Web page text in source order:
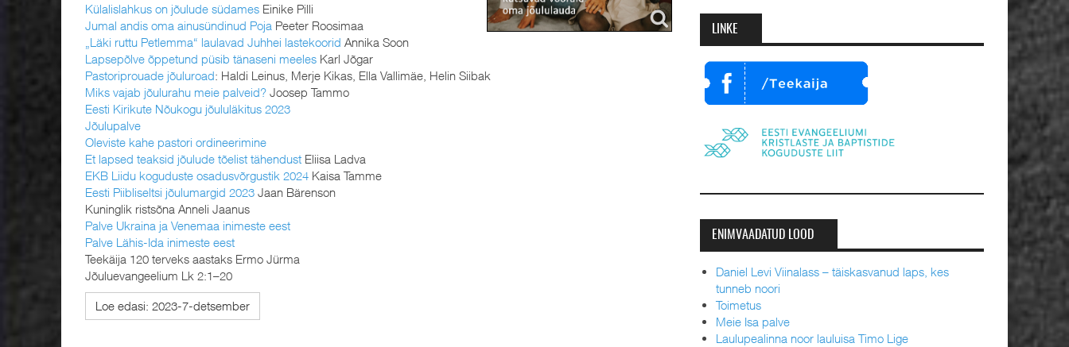
Külalislahkus on jõulude südames Einike Pilli
Jumal andis oma ainusündinud Poja Peeter Roosimaa
„Läki ruttu Petlemma“ laulavad Juhhei lastekoorid Annika Soon
Lapsepõlve õppetund püsib tänaseni meeles Karl Jõgar
Pastoriprouade jõuluroad: Haldi Leinus, Merje Kikas, Ella Vallimäe, Helin Siibak
Miks vajab jõulurahu meie palveid? Joosep Tammo
Eesti Kirikute Nõukogu jõululäkitus 2023
Jõulupalve
Oleviste kahe pastori ordineerimine
Et lapsed teaksid jõulude tõelist tähendust Eliisa Ladva
EKB Liidu koguduste osadusvõrgustik 2024 Kaisa Tamme
Eesti Piibliseltsi jõulumargid 2023 Jaan Bärenson
Kuninglik ristsõna Anneli Jaanus
Palve Ukraina ja Venemaa inimeste eest
Palve Lähis-Ida inimeste eest
Teekäija 120 terveks aastaks Ermo Jürma
Jõuluevangeelium Lk 2:1–20
Loe edasi: 2023-7-detsember
LINKE
ENIMVAADATUD LOOD
Daniel Levi Viinalass – täiskasvanud laps, kes
tunneb noori
Toimetus
Meie Isa palve
Laulupealinna noor lauluisa Timo Lige